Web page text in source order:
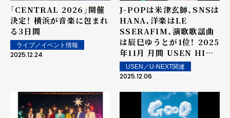
「CENTRAL 2026」開催
決定！ 横浜が音楽に包まれ
る3日間
ライブ／イベント情報
2025.12.24
J-POPは米津玄師、SNSは
HANA、洋楽はLE
SSERAFIM、演歌歌謡曲
は辰巳ゆうとが1位！―― 2025
年11月 月間 USEN HIT
ランキング TOP10を発
表！
USEN／U-NEXT関連
2025.12.06